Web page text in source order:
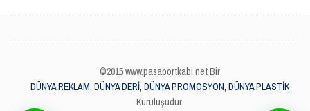
©2015 www.pasaportkabi.net Bir
DÜNYA REKLAM, DÜNYA DERİ, DÜNYA PROMOSYON, DÜNYA PLASTİK
Kuruluşudur.